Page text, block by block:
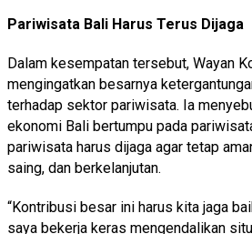
Pariwisata Bali Harus Terus Dijaga
Dalam kesempatan tersebut, Wayan
mengingatkan besarnya
terhadap sektor pariwisata. Ia
ekonomi Bali bertumpu pada
pariwisata harus dijaga agar tetap
saing, dan berkelanjutan.
“Kontribusi besar ini harus kita jaga
saya bekerja keras mengendalikan